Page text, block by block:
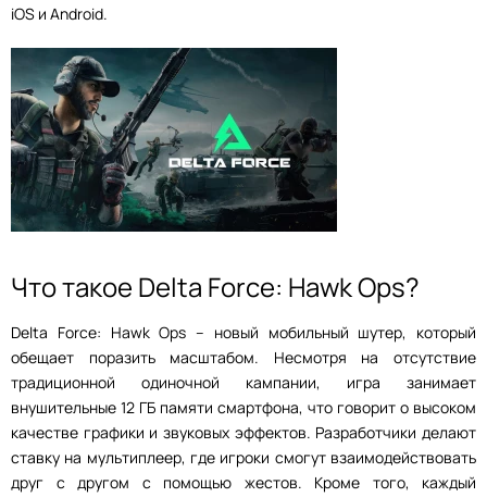
iOS и Android.
Что такое Delta Force: Hawk Ops?
Delta Force: Hawk Ops – новый мобильный шутер, который
обещает поразить масштабом. Несмотря на отсутствие
традиционной одиночной кампании, игра занимает
внушительные 12 ГБ памяти смартфона, что говорит о высоком
качестве графики и звуковых эффектов. Разработчики делают
ставку на мультиплеер, где игроки смогут взаимодействовать
друг с другом с помощью жестов. Кроме того, каждый